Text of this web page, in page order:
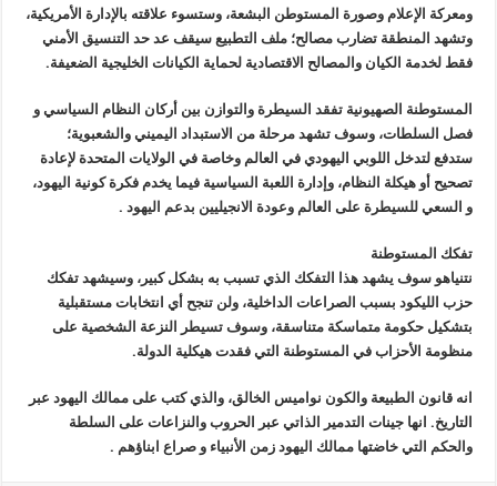
ومعركة الإعلام وصورة المستوطن البشعة، وستسوء علاقته بالإدارة الأمريكية،
وتشهد المنطقة تضارب مصالح؛ ملف التطبيع سيقف عد حد التنسيق الأمني
فقط لخدمة الكيان والمصالح الاقتصادية لحماية الكيانات الخليجية الضعيفة.
المستوطنة الصهيونية تفقد السيطرة والتوازن بين أركان النظام السياسي و
فصل السلطات، وسوف تشهد مرحلة من الاستبداد اليميني والشعبوية؛
ستدفع لتدخل اللوبي اليهودي في العالم وخاصة في الولايات المتحدة لإعادة
تصحيح أو هيكلة النظام، وإدارة اللعبة السياسية فيما يخدم فكرة كونية اليهود،
و السعي للسيطرة على العالم وعودة الانجيليين بدعم اليهود .
تفكك المستوطنة
نتنياهو سوف يشهد هذا التفكك الذي تسبب به بشكل كبير، وسيشهد تفكك
حزب الليكود بسبب الصراعات الداخلية، ولن تنجح أي انتخابات مستقبلية
بتشكيل حكومة متماسكة متناسقة، وسوف تسيطر النزعة الشخصية على
منظومة الأحزاب في المستوطنة التي فقدت هيكلية الدولة.
انه قانون الطبيعة والكون نواميس الخالق، والذي كتب على ممالك اليهود عبر
التاريخ. انها جينات التدمير الذاتي عبر الحروب والنزاعات على السلطة
والحكم التي خاضتها ممالك اليهود زمن الأنبياء و صراع ابناؤهم .